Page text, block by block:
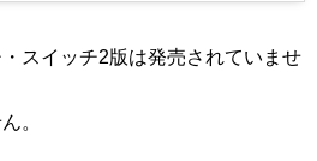
スイッチ2版は発売されていませ
。